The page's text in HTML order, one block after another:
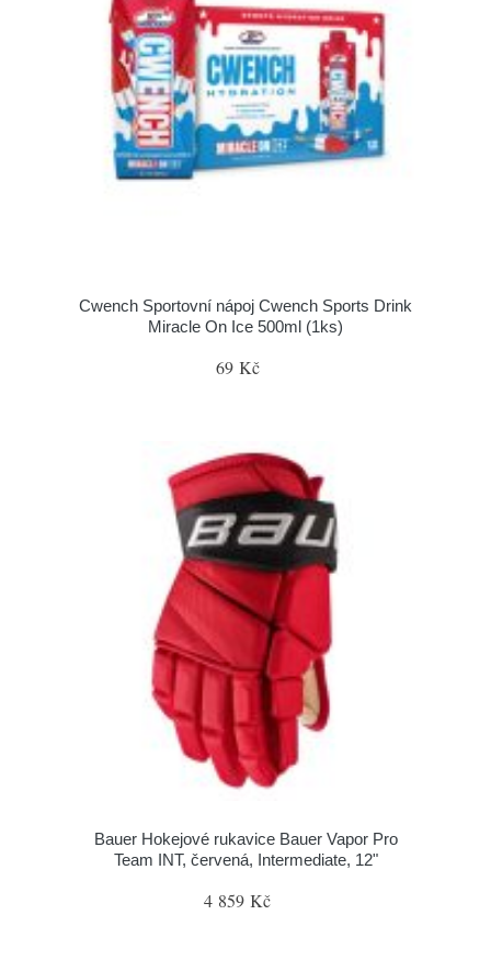
Cwench Sportovní nápoj Cwench Sports Drink
Miracle On Ice 500ml (1ks)
69 Kč
Bauer Hokejové rukavice Bauer Vapor Pro
Team INT, červená, Intermediate, 12"
4 859 Kč